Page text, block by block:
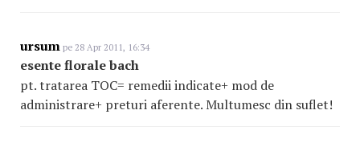
ursum pe 28 Apr 2011, 16:34
esente florale bach
pt. tratarea TOC= remedii indicate+ mod de
administrare+ preturi aferente. Multumesc din suflet!